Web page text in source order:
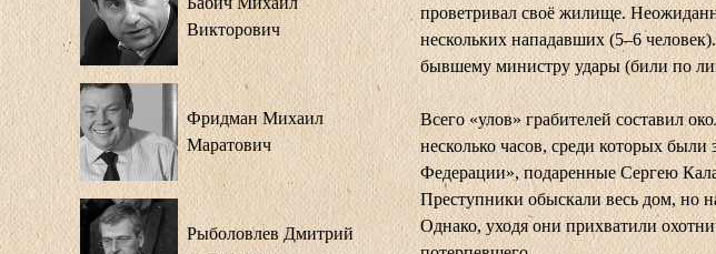
Викторович
Фридман Михаил
Маратович
Рыболовлев Дмитрий
проветривал своё жилище.
нескольких нападавших (5–6
бывшему министру удары (били по
Всего «улов» грабителей составил
несколько часов, среди которых
Федерации», подаренные Сергею
Преступники обыскали весь дом, но
Однако, уходя они прихватили